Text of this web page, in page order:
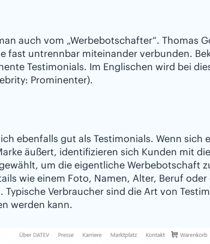
auch vom „Werbebotschafter“. Thomas
fast untrennbar miteinander verbunden.
Testimonials. Im Englischen wird bei
Prominenter).
ebenfalls gut als Testimonials. Wenn
äußert, identifizieren sich Kunden mit
um die eigentliche Werbebotschaft
wie einem Foto, Namen, Alter, Beruf
Verbraucher sind die Art von
werden kann.